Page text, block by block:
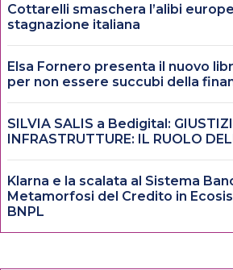
Cottarelli smaschera l’alibi
stagnazione italiana
Elsa Fornero presenta il nuovo
per non essere succubi della
SILVIA SALIS a Bedigital:
INFRASTRUTTURE: IL RUOLO
Klarna e la scalata al Sistema
Metamorfosi del Credito in
BNPL